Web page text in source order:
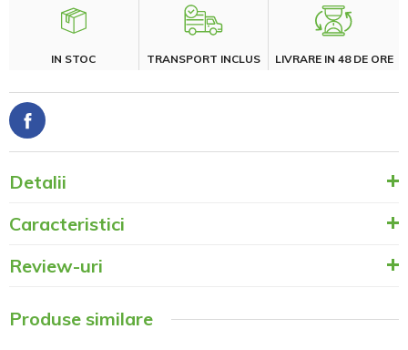
IN STOC TRANSPORT INCLUS LIVRARE IN 48 DE ORE
Detalii
Caracteristici
Review-uri
Produse similare